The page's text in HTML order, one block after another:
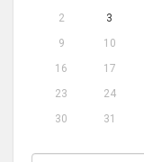
2
3
9
10
16
17
23
24
30
31